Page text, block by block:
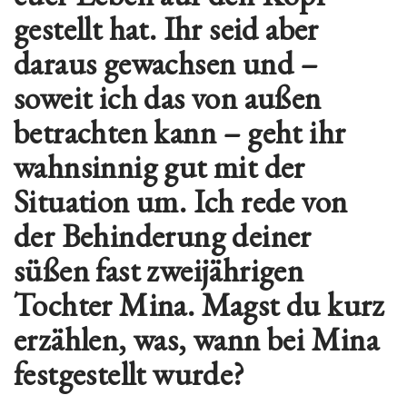
gestellt hat. Ihr seid aber
daraus gewachsen und –
soweit ich das von außen
betrachten kann – geht ihr
wahnsinnig gut mit der
Situation um. Ich rede von
der Behinderung deiner
süßen fast zweijährigen
Tochter Mina. Magst du kurz
erzählen, was, wann bei Mina
festgestellt wurde?